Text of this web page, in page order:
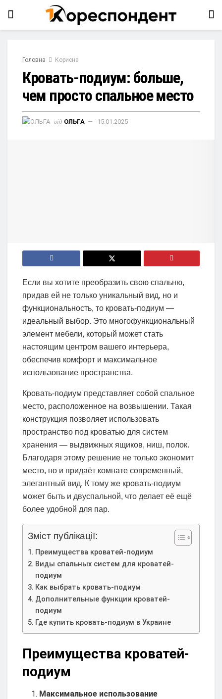
Головна Корисне
Кровать-подиум: больше,
чем просто спальное место
від ОЛЬГА 15.01.2025
Если вы хотите преобразить свою спальню,
придав ей не только уникальный вид, но и
функциональность, то кровать-подиум —
идеальный выбор. Это многофункциональный
элемент мебели, который может стать
настоящим центром вашего интерьера,
обеспечив комфорт и максимальное
использование пространства.
Кровать-подиум представляет собой спальное
место, расположенное на возвышении. Такая
конструкция позволяет использовать
пространство под кроватью для систем
хранения — выдвижных ящиков, ниш, полок.
Благодаря этому решение не только экономит
место, но и придаёт комнате современный,
элегантный вид. К тому же кровать-подиум
может быть и двуспальной, что делает её ещё
более удобной для пар.
Зміст публікації:
Преимущества кроватей-подиум
Виды спальных систем для кроватей-
подиум
Как выбрать кровать-подиум
Дополнительные функции кроватей-
подиум
Где купить кровать-подиум в Украине
Преимущества кроватей-
подиум
Максимальное использование